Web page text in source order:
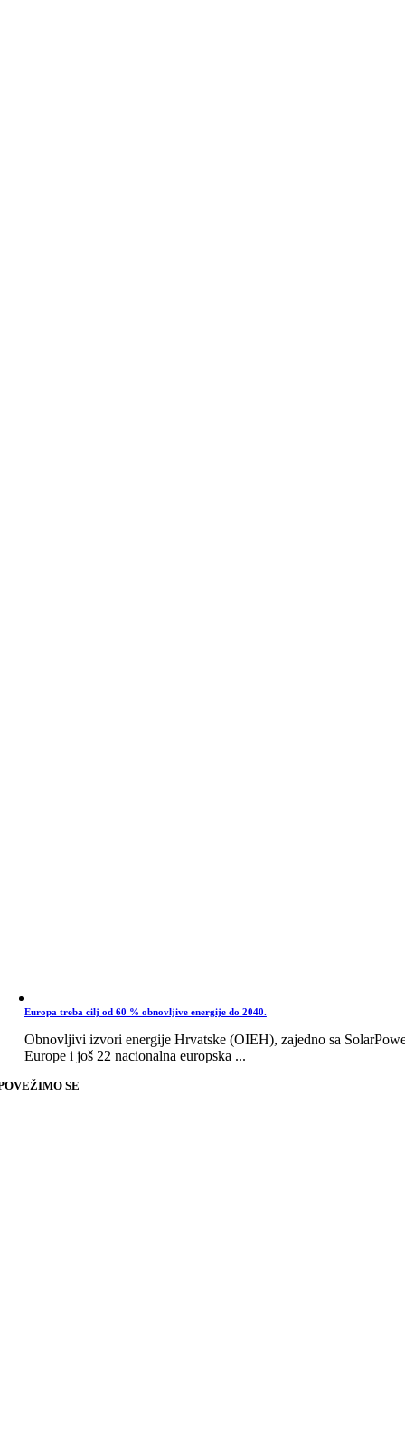
Europa treba cilj od 60 % obnovljive energije do 2040.
Obnovljivi izvori energije Hrvatske (OIEH), zajedno sa
Europe i još 22 nacionalna europska ...
SE